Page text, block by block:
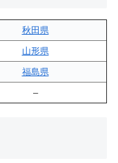
秋田県
山形県
福島県
–